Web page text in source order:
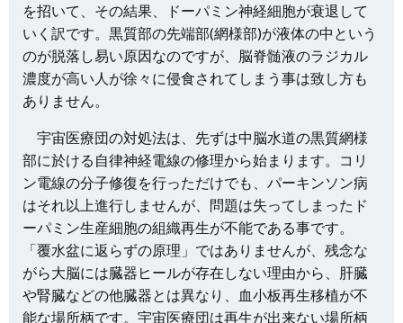
を招いて、その結果、ドーパミン神経細胞が衰退して
いく訳です。黒質部の先端部(網様部)が液体の中という
のが脱落し易い原因なのですが、脳脊髄液のラジカル
濃度が高い人が徐々に侵食されてしまう事は致し方も
ありません。
宇宙医療団の対処法は、先ずは中脳水道の黒質網様
部に於ける自律神経電線の修理から始まります。コリ
ン電線の分子修復を行っただけでも、パーキンソン病
はそれ以上進行しませんが、問題は失ってしまったド
ーパミン生産細胞の組織再生が不能である事です。
「覆水盆に返らずの原理」ではありませんが、残念な
がら大脳には臓器ヒールが存在しない理由から、肝臓
や腎臓などの他臓器とは異なり、血小板再生移植が不
能な場所柄です。宇宙医療団は再生が出来ない場所柄